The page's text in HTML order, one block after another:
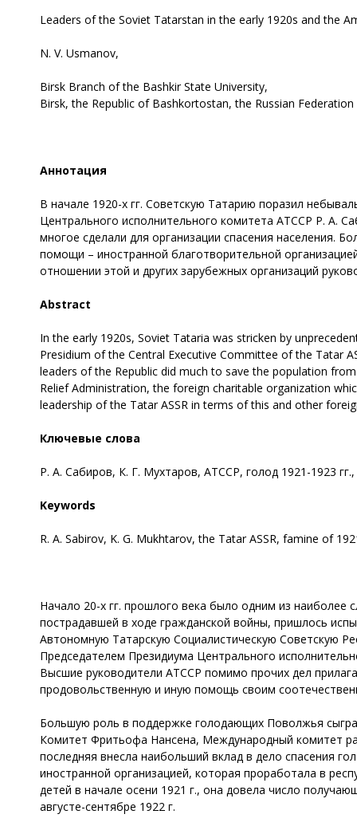
Leaders of the Soviet Tatarstan in the early 1920s and the
N. V. Usmanov,
Birsk Branch of the Bashkir State University,
Birsk, the Republic of Bashkortostan, the Russian Federation
Аннотация
В начале 1920-х гг. Советскую Татарию пора­зил
Центрального исполнительного комитета АТССР Р. А.
многое сделали для организации спасения населения.
помощи – иностранной благотворительной
отношении этой и других зарубежных организаций
Abstract
In the early 1920s, Soviet Tataria was stricken by
Presidium of the Central Executive Committee of the Tatar
leaders of the Republic did much to save the population
Relief Administration, the foreign charitable organization
leadership of the Tatar ASSR in terms of this and other
Ключевые слова
Р. А. Сабиров, К. Г. Мухтаров, АТССР, голод 1921-1923
Keywords
R. A. Sabirov, K. G. Mukhtarov, the Tatar ASSR, famine of
Начало 20-х гг. прошлого века было одним из наиболее
пострадавшей в ходе гражданской войны, пришлось
Автономную Татарскую Социалистическую Советскую
Председателем Президиума Центрального
Высшие руководители АТССР помимо прочих дел
продовольственную и иную помощь своим
Большую роль в поддержке голодающих Поволжья
Комитет Фритьофа Нансена, Международный комитет
последняя внесла наибольший вклад в дело спасения
иностранной организацией, которая проработала в
детей в начале осени 1921 г., она довела число
августе-сентябре 1922 г.